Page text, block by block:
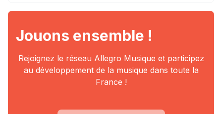
Jouons ensemble !
Rejoignez le réseau Allegro Musique et participez
au développement de la musique dans toute la
France !